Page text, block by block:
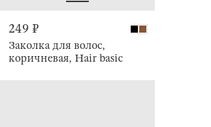
249 ₽
Заколка для волос,
коричневая, Hair basic